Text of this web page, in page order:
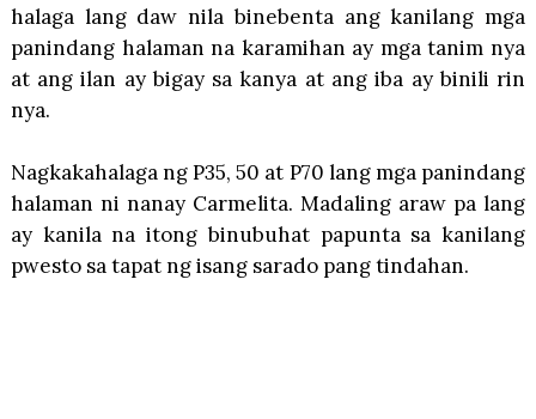
halaga lang daw nila binebenta ang kanilang mga
panindang halaman na karamihan ay mga tanim nya
at ang ilan ay bigay sa kanya at ang iba ay binili rin
nya.
Nagkakahalaga ng P35, 50 at P70 lang mga panindang
halaman ni nanay Carmelita. Madaling araw pa lang
ay kanila na itong binubuhat papunta sa kanilang
pwesto sa tapat ng isang sarado pang tindahan.